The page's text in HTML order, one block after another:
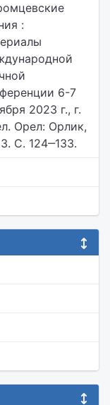
:
6-7
2023 г., г.
Орел: Орлик,
С. 124‒133.